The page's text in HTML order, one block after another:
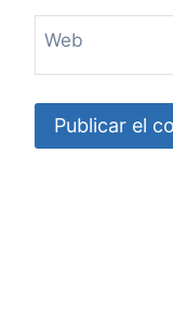
Web